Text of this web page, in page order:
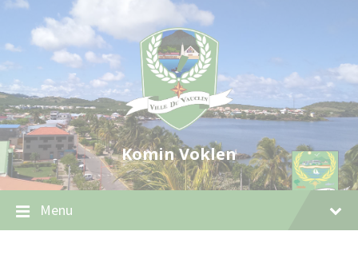
Skip
content
Skip
navigation
Skip
footer
Komin Voklen
Menu